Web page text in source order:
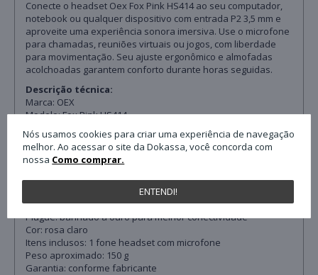
Conecte o headset Oex Fox Pink HS414 ao seu computador,
notebook ou qualquer dispositivo com entrada P2 3,5 mm e
aproveite uma experiência sonora imersiva. Use o microfone
para chamadas, reuniões virtuais ou jogos, com liberdade
para movimentação. Seu ajuste ergonômico e almofadas
acolchoadas garantem conforto durante horas seguidas.
Descrição técnica:
Marca: OEX
Modelo: Fox Pink HS414
Frequência: 20 Hz – 20 kHz
Sensibilidade: 105 dB ± 3 dB
Impedância: 32 Ω
Microfone: integrado com cancelamento de ruído
Controle de volume: no cabo
Comprimento do cabo: aproximadamente 1,8 m
Plugue: banhado a ouro para melhor conectividade
Cor: rosa claro
Itens inclusos: 1 fone headset com microfone
Peso aproximado: 150 g
Garantia: conforme fabricante
Nós usamos cookies para criar uma experiência de navegação
melhor. Ao acessar o site da Dokassa, você concorda com
nossa Como comprar.
ENTENDI!